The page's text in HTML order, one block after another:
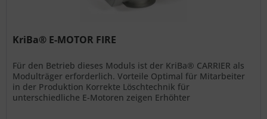
KriBa® E-MOTOR FIRE
Für den Betrieb dieses Moduls ist der KriBa® CARRIER als
Modulträger erforderlich. Vorteile Optimal für Mitarbeiter
in der Produktion Korrekte Löschtechnik für
unterschiedliche E-Motoren zeigen Erhöhter